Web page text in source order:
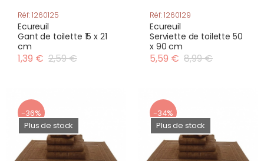
Réf: 1260125
Ecureuil
Gant de toilette 15 x 21
cm
1,39 € 2,59 €
Réf: 1260129
Ecureuil
Serviette de toilette 50
x 90 cm
5,59 € 8,99 €
-36%
Plus de stock
-34%
Plus de stock